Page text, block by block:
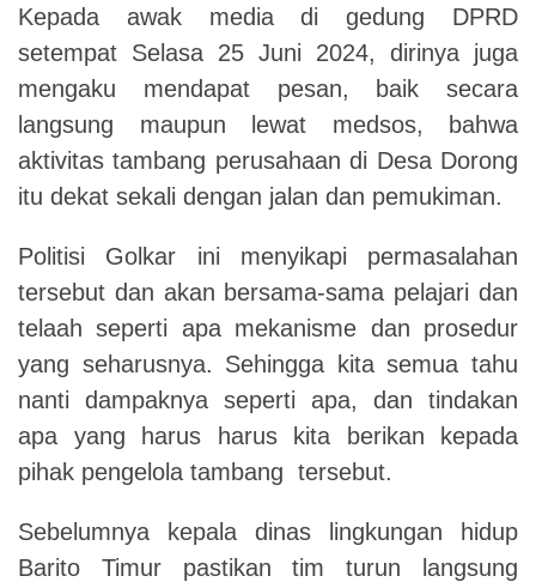
Kepada awak media di gedung DPRD
setempat Selasa 25 Juni 2024, dirinya juga
mengaku mendapat pesan, baik secara
langsung maupun lewat medsos, bahwa
aktivitas tambang perusahaan di Desa Dorong
itu dekat sekali dengan jalan dan pemukiman.
Politisi Golkar ini menyikapi permasalahan
tersebut dan akan bersama-sama pelajari dan
telaah seperti apa mekanisme dan prosedur
yang seharusnya. Sehingga kita semua tahu
nanti dampaknya seperti apa, dan tindakan
apa yang harus harus kita berikan kepada
pihak pengelola tambang tersebut.
Sebelumnya kepala dinas lingkungan hidup
Barito Timur pastikan tim turun langsung